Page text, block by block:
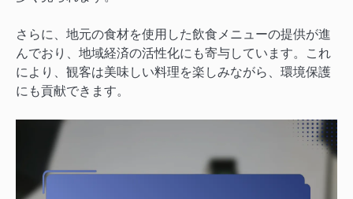
さらに、地元の食材を使用した飲食メニューの提供が進
んでおり、地域経済の活性化にも寄与しています。これ
により、観客は美味しい料理を楽しみながら、環境保護
にも貢献できます。